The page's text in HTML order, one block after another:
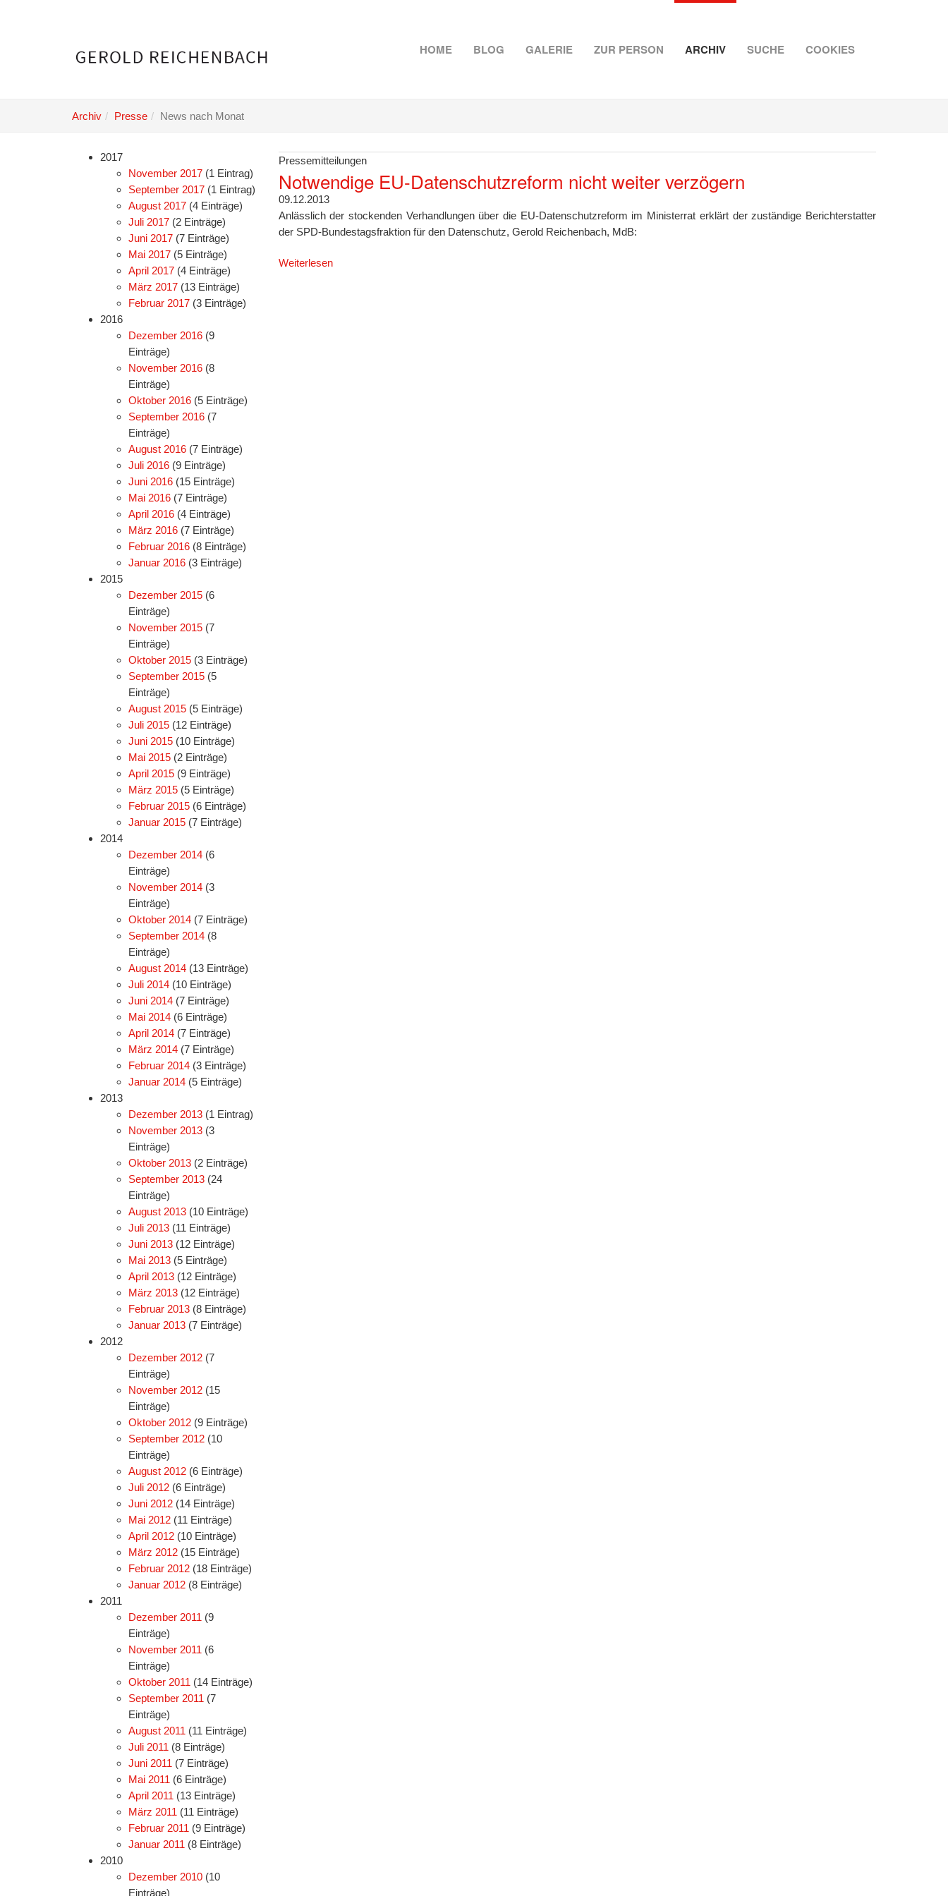
HOME BLOG GALERIE ZUR PERSON ARCHIV SUCHE COOKIES
Archiv Presse News nach Monat
2017
November 2017 (1 Eintrag)
September 2017 (1 Eintrag)
August 2017 (4 Einträge)
Juli 2017 (2 Einträge)
Juni 2017 (7 Einträge)
Mai 2017 (5 Einträge)
April 2017 (4 Einträge)
März 2017 (13 Einträge)
Februar 2017 (3 Einträge)
2016
Dezember 2016 (9
Einträge)
November 2016 (8
Einträge)
Oktober 2016 (5 Einträge)
September 2016 (7
Einträge)
August 2016 (7 Einträge)
Juli 2016 (9 Einträge)
Juni 2016 (15 Einträge)
Mai 2016 (7 Einträge)
April 2016 (4 Einträge)
März 2016 (7 Einträge)
Februar 2016 (8 Einträge)
Januar 2016 (3 Einträge)
2015
Dezember 2015 (6
Einträge)
November 2015 (7
Einträge)
Oktober 2015 (3 Einträge)
September 2015 (5
Einträge)
August 2015 (5 Einträge)
Juli 2015 (12 Einträge)
Juni 2015 (10 Einträge)
Mai 2015 (2 Einträge)
April 2015 (9 Einträge)
März 2015 (5 Einträge)
Februar 2015 (6 Einträge)
Januar 2015 (7 Einträge)
2014
Dezember 2014 (6
Einträge)
November 2014 (3
Einträge)
Oktober 2014 (7 Einträge)
September 2014 (8
Einträge)
August 2014 (13 Einträge)
Juli 2014 (10 Einträge)
Juni 2014 (7 Einträge)
Mai 2014 (6 Einträge)
April 2014 (7 Einträge)
März 2014 (7 Einträge)
Februar 2014 (3 Einträge)
Januar 2014 (5 Einträge)
2013
Dezember 2013 (1 Eintrag)
November 2013 (3
Einträge)
Oktober 2013 (2 Einträge)
September 2013 (24
Einträge)
August 2013 (10 Einträge)
Juli 2013 (11 Einträge)
Juni 2013 (12 Einträge)
Mai 2013 (5 Einträge)
April 2013 (12 Einträge)
März 2013 (12 Einträge)
Februar 2013 (8 Einträge)
Januar 2013 (7 Einträge)
2012
Dezember 2012 (7
Einträge)
November 2012 (15
Einträge)
Oktober 2012 (9 Einträge)
September 2012 (10
Einträge)
August 2012 (6 Einträge)
Juli 2012 (6 Einträge)
Juni 2012 (14 Einträge)
Mai 2012 (11 Einträge)
April 2012 (10 Einträge)
März 2012 (15 Einträge)
Februar 2012 (18 Einträge)
Januar 2012 (8 Einträge)
2011
Dezember 2011 (9
Einträge)
November 2011 (6
Einträge)
Oktober 2011 (14 Einträge)
September 2011 (7
Einträge)
August 2011 (11 Einträge)
Juli 2011 (8 Einträge)
Juni 2011 (7 Einträge)
Mai 2011 (6 Einträge)
April 2011 (13 Einträge)
März 2011 (11 Einträge)
Februar 2011 (9 Einträge)
Januar 2011 (8 Einträge)
2010
Dezember 2010 (10
Einträge)
Pressemitteilungen
Notwendige EU-Datenschutzreform nicht weiter verzögern
09.12.2013
Anlässlich der stockenden Verhandlungen über die EU-Datenschutzreform im Ministerrat erklärt der zuständige Berichterstatter
der SPD-Bundestagsfraktion für den Datenschutz, Gerold Reichenbach, MdB:
Weiterlesen